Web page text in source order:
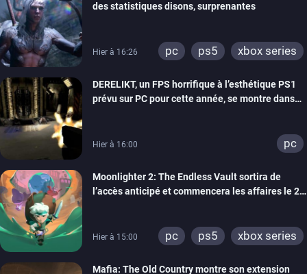
des statistiques disons, surprenantes
Hier à 16:26 pc ps5 xbox series
DERELIKT, un FPS horrifique à l’esthétique PS1
prévu sur PC pour cette année, se montre dans
Hier à 16:00 pc
Moonlighter 2: The Endless Vault sortira de
l’accès anticipé et commencera les affaires le 2
Hier à 15:00 pc ps5 xbox series
Mafia: The Old Country montre son extension